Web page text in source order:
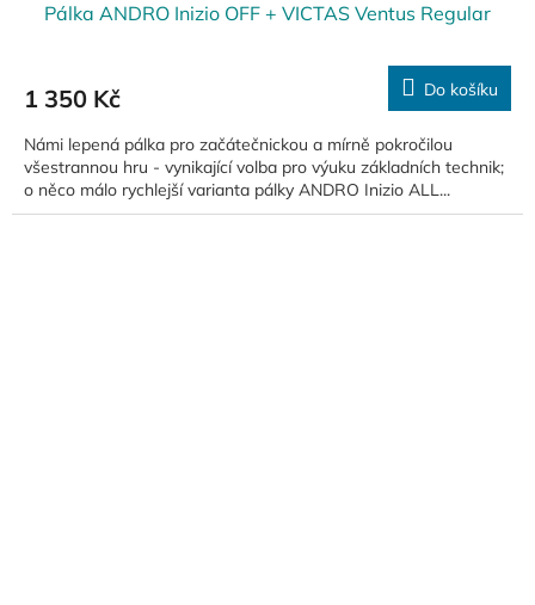
Pálka ANDRO Inizio OFF + VICTAS Ventus Regular
1 350 Kč Do košíku
Námi lepená pálka pro začátečnickou a mírně pokročilou
všestrannou hru - vynikající volba pro výuku základních technik;
o něco málo rychlejší varianta pálky ANDRO Inizio ALL...